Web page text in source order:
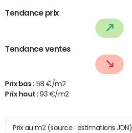
Tendance prix
Tendance ventes
Prix bas : 58 €/m2
Prix haut :93 €/m2
Prix au m2 (source : estimations JDN)